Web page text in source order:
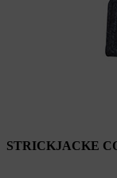
STRICKJACKE